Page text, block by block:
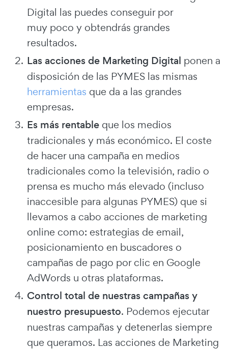
Digital las puedes conseguir por
muy poco y obtendrás grandes
resultados.
Las acciones de Marketing Digital ponen a
disposición de las PYMES las mismas
herramientas que da a las grandes
empresas.
Es más rentable que los medios
tradicionales y más económico. El coste
de hacer una campaña en medios
tradicionales como la televisión, radio o
prensa es mucho más elevado (incluso
inaccesible para algunas PYMES) que si
llevamos a cabo acciones de marketing
online como: estrategias de email,
posicionamiento en buscadores o
campañas de pago por clic en Google
AdWords u otras plataformas.
Control total de nuestras campañas y
nuestro presupuesto. Podemos ejecutar
nuestras campañas y detenerlas siempre
que queramos. Las acciones de Marketing